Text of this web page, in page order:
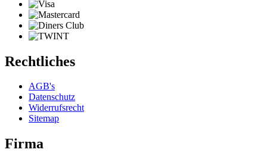
Rechtliches
AGB's
Datenschutz
Widerrufsrecht
Sitemap
Firma